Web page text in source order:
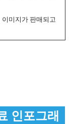
이미지가 판매되고
인포그래